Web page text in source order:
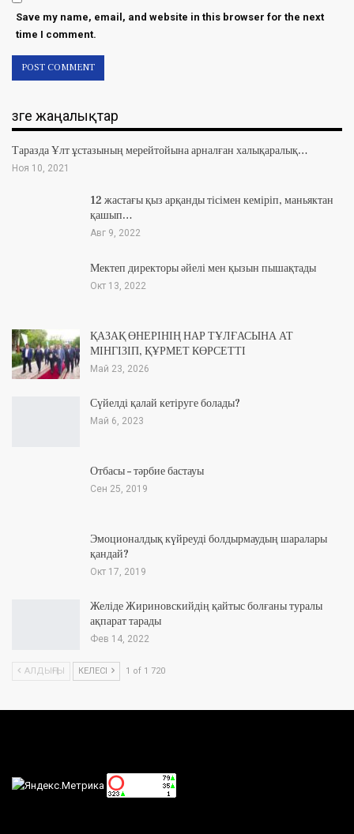
Save my name, email, and website in this browser for the next
time I comment.
Өзге жаңалықтар
Таразда Ұлт ұстазының мерейтойына арналған халықаралық…
Ноя 10, 2021
12 жастағы қыз арқанды тісімен кеміріп, маньяктан
қашып…
Авг 9, 2022
Мектеп директоры әйелі мен қызын пышақтады
Окт 13, 2022
ҚАЗАҚ ӨНЕРІНІҢ НАР ТҰЛҒАСЫНА АТ
МІНГІЗІП, ҚҰРМЕТ КӨРСЕТТІ
Май 23, 2026
Сүйелді қалай кетіруге болады?
Май 6, 2023
Отбасы – тәрбие бастауы
Сен 25, 2019
Эмоционалдық күйреуді болдырмаудың шаралары
қандай?
Окт 17, 2019
Желіде Жириновскийдің қайтыс болғаны туралы
ақпарат тарады
Фев 14, 2022
АЛДЫҢҒЫ КЕЛЕСІ 1 of 1 720